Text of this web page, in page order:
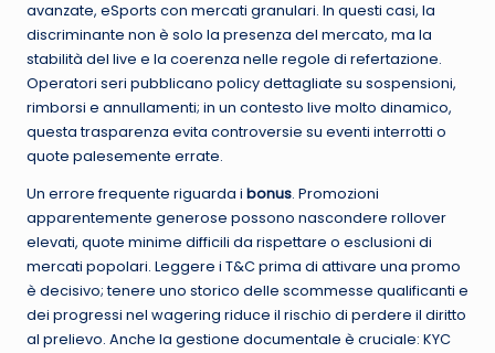
avanzate, eSports con mercati granulari. In questi casi, la
discriminante non è solo la presenza del mercato, ma la
stabilità del live e la coerenza nelle regole di refertazione.
Operatori seri pubblicano policy dettagliate su sospensioni,
rimborsi e annullamenti; in un contesto live molto dinamico,
questa trasparenza evita controversie su eventi interrotti o
quote palesemente errate.
Un errore frequente riguarda i bonus. Promozioni
apparentemente generose possono nascondere rollover
elevati, quote minime difficili da rispettare o esclusioni di
mercati popolari. Leggere i T&C prima di attivare una promo
è decisivo; tenere uno storico delle scommesse qualificanti e
dei progressi nel wagering riduce il rischio di perdere il diritto
al prelievo. Anche la gestione documentale è cruciale: KYC